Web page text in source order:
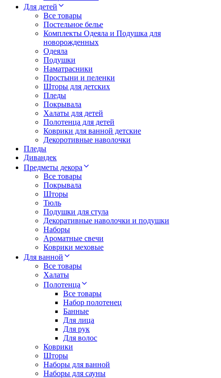
Для детей
Все товары
Постельное белье
Комплекты Одеяла и Подушка для
новорожденных
Одеяла
Подушки
Наматрасники
Простыни и пеленки
Шторы для детских
Пледы
Покрывала
Халаты для детей
Полотенца для детей
Коврики для ванной детские
Декоротивные наволочки
Пледы
Дивандек
Предметы декора
Все товары
Покрывала
Шторы
Тюль
Подушки для стула
Декоративные наволочки и подушки
Наборы
Ароматные свечи
Коврики меховые
Для ванной
Все товары
Халаты
Полотенца
Все товары
Набор полотенец
Банные
Для лица
Для рук
Для волос
Коврики
Шторы
Наборы для ванной
Наборы для сауны